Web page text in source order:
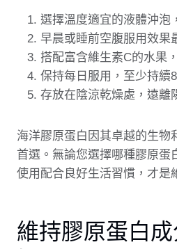
選擇溫度適宜的液體沖泡
早晨或睡前空腹服用效果
搭配富含維生素C的水果
保持每日服用，至少持續
存放在陰涼乾燥處，遠離
海洋膠原蛋白因其卓越的生物
首選。無論您選擇哪種膠原蛋
使用配合良好生活習慣，才是
維持膠原蛋白